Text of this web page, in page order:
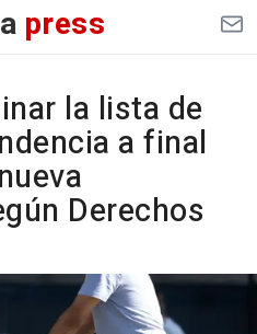
press
la lista de
a final
Derechos